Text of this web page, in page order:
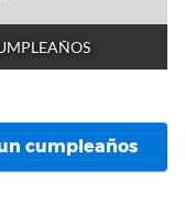
cumpleaños